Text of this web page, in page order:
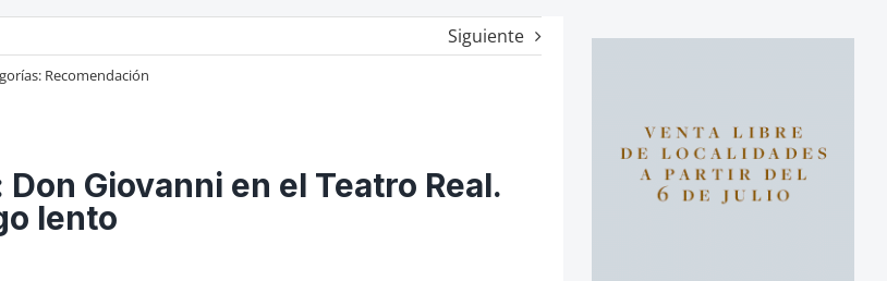
Siguiente
Recomendación
Giovanni en el Teatro Real.
lento